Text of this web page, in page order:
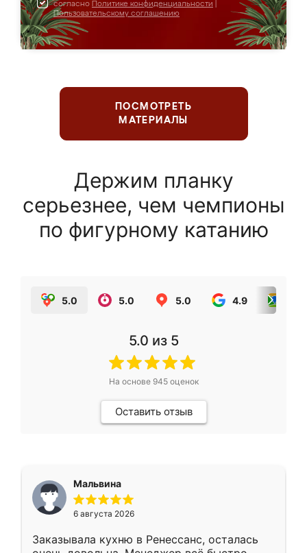
согласно Политике конфиденциальности
Пользовательскому соглашению
ПОСМОТРЕТЬ
МАТЕРИАЛЫ
Держим планку
серьезнее, чем чемпионы
по фигурному катанию
5.0 5.0 5.0 4.9
5.0 из 5
На основе 945оценок
Оставить отзыв
Мальвина
6 августа 2026
Заказывала кухню в Ренессанс, осталась